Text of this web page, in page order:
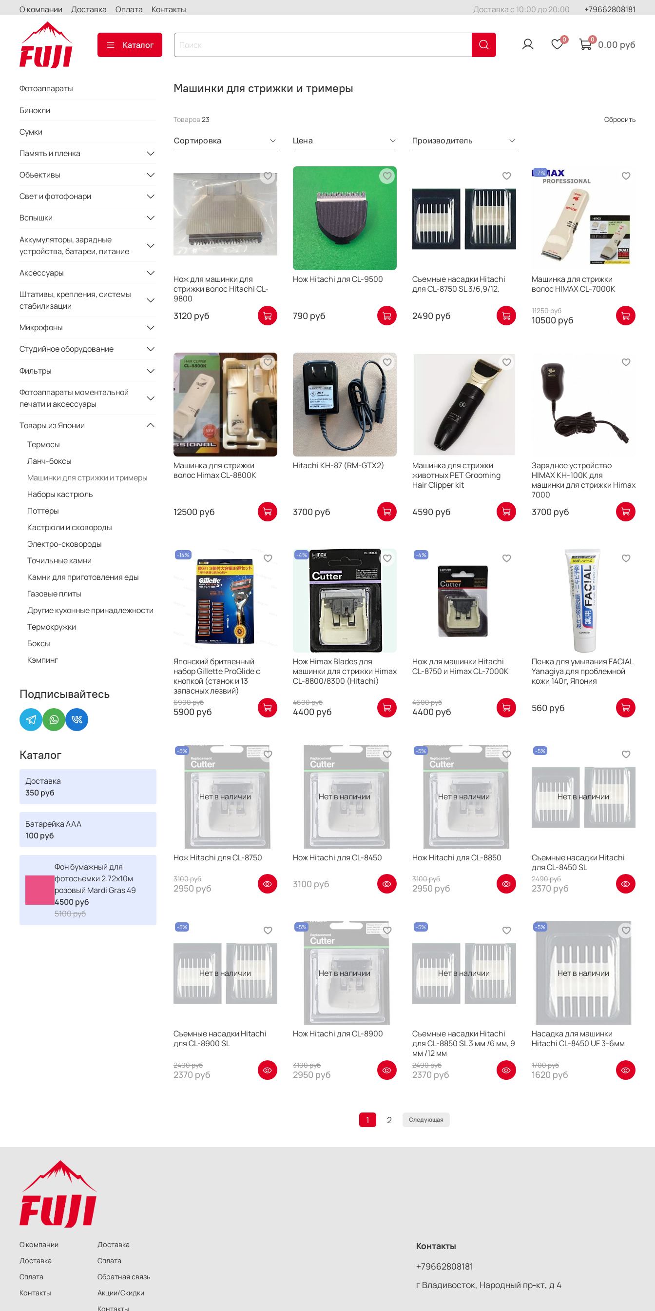
О компании Доставка Оплата Контакты Доставка с 10:00 до 20:00 +79662808181
Каталог
0 0 0.00 руб
Машинки для стрижки и тримеры
Товаров 23 Сбросить
Сортировка Цена Производитель
Нож для машинки для
стрижки волос Hitachi CL-
9800
3120 руб
Нож Hitachi для CL-9500
790 руб
Съемные насадки Hitachi
для CL-8750 SL 3/6,9/12.
2490 руб
-7%
Машинка для стрижки
волос HIMAX CL-7000K
11250 руб
10500 руб
Машинка для стрижки
волос Himax CL-8800K
12500 руб
Hitachi KH-87 (RM-GTX2)
3700 руб
Машинка для стрижки
животных PET Grooming
Hair Clipper kit
4590 руб
Зарядное устройство
HIMAX KH-100K для
машинки для стрижки Himax
7000
3700 руб
-14%
Японский бритвенный
набор Gillette ProGlide с
кнопкой (станок и 13
запасных лезвий)
6900 руб
5900 руб
-4%
Нож Himax Blades для
машинки для стрижки Himax
CL-8800/8300 (Hitachi)
4600 руб
4400 руб
-4%
Нож для машинки Hitachi
CL-8750 и Himax CL-7000K
4600 руб
4400 руб
Пенка для умывания FACIAL
Yanagiya для проблемной
кожи 140г, Япония
560 руб
Нет в наличии
-5%
Нож Hitachi для CL-8750
3100 руб
2950 руб
Нет в наличии
Нож Hitachi для CL-8450
3100 руб
Нет в наличии
-5%
Нож Hitachi для CL-8850
3100 руб
2950 руб
Нет в наличии
-5%
Съемные насадки Hitachi
для CL-8450 SL
2490 руб
2370 руб
Нет в наличии
-5%
Съемные насадки Hitachi
для CL-8900 SL
2490 руб
2370 руб
Нет в наличии
-5%
Нож Hitachi для CL-8900
3100 руб
2950 руб
Нет в наличии
-5%
Съемные насадки Hitachi
для CL-8850 SL 3 мм /6 мм, 9
мм /12 мм
2490 руб
2370 руб
Нет в наличии
-5%
Насадка для машинки
Hitachi CL-8450 UF 3-6мм
1700 руб
1620 руб
1 2 Следующая
Фотоаппараты
Бинокли
Сумки
Память и пленка
Объективы
Свет и фотофонари
Вспышки
Аккумуляторы, зарядные
устройства, батареи, питание
Аксессуары
Штативы, крепления, системы
стабилизации
Микрофоны
Студийное оборудование
Фильтры
Фотоаппараты моментальной
печати и аксессуары
Товары из Японии
Термосы
Ланч-боксы
Машинки для стрижки и тримеры
Наборы кастрюль
Поттеры
Кастрюли и сковороды
Электро-сковороды
Точильные камни
Камни для приготовления еды
Газовые плиты
Другие кухонные принадлежности
Термокружки
Боксы
Кэмпинг
Подписывайтесь
Каталог
Доставка
350 руб
Батарейка ААА
100 руб
Фон бумажный для
фотосъемки 2.72x10м
розовый Mardi Gras 49
4500 руб
5100 руб
О компании
Доставка
Оплата
Контакты
Доставка
Оплата
Обратная связь
Акции/Скидки
Контакты
Контакты
+79662808181
г Владивосток, Народный пр-кт, д 4